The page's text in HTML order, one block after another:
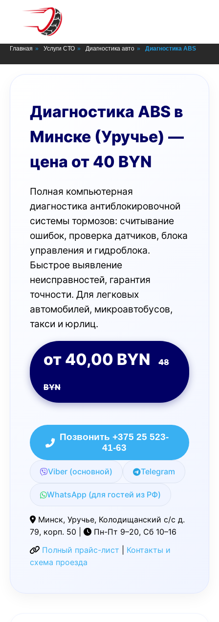
Главная » Услуги СТО » Диагностика авто » Диагностика ABS
Диагностика ABS в
Минске (Уручье) —
цена от 40 BYN
Полная компьютерная
диагностика антиблокировочной
системы тормозов: считывание
ошибок, проверка датчиков, блока
управления и гидроблока.
Быстрое выявление
неисправностей, гарантия
точности. Для легковых
автомобилей, микроавтобусов,
такси и юрлиц.
от 40,00 BYN 48
BYN
Позвонить +375 25 523-
41-63
Viber (основной) Telegram
WhatsApp (для гостей из РФ)
Минск, Уручье, Колодищанский с/с д.
79, корп. 50 |
Пн-Пт 9–20, Сб 10–16
Полный прайс-лист
Контакты и
схема проезда